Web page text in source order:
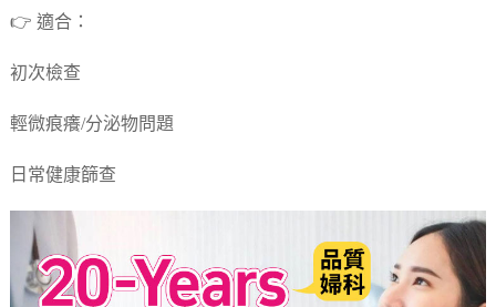
👉 適合：
初次檢查
輕微痕癢/分泌物問題
日常健康篩查